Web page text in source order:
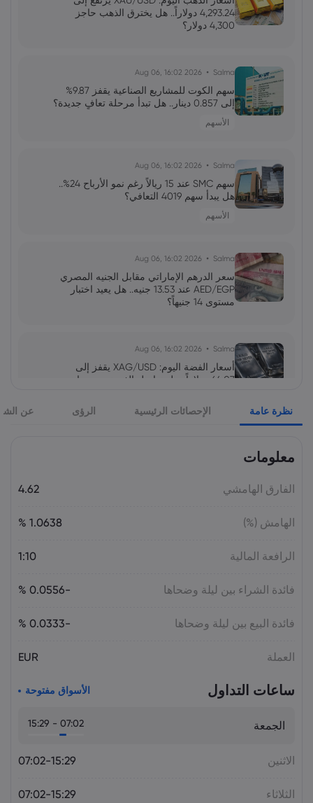
الاصطناعي استدامة الدورة؟
رئيس الاحتياطي الفيدرالي الجديد: نحو إعادة
تشكيل التواصل والتحكم في التوقعات
علي 2026 Jun 13, 00:00
تقلبات سوق الأسهم الأمريكية: تحولات
4,293.24 دولاراً.. هل يخترق الذهب حاجز
4,300 دولار؟
Salma
2026 Aug 06, 16:02
سهم الكوت للمشاريع الصناعية يقفز 9.87%
إلى 0.857 دينار.. هل تبدأ مرحلة تعافٍ جديدة؟
الأسهم
Salma
2026 Aug 06, 16:02
سهم SMC عند 15 ريالاً رغم نمو الأرباح 24%..
هل يبدأ سهم 4019 التعافي؟
الأسهم
Salma
2026 Aug 06, 16:02
سعر الدرهم الإماراتي مقابل الجنيه المصري
AED/EGP عند 13.53 جنيه.. هل يعيد اختبار
مستوى 14 جنيهاً؟
Salma
2026 Aug 06, 16:02
أسعار الفضة اليوم: XAG/USD يقفز إلى
64.07 دولاراً.. هل تواصل الفضة صعودها نحو
Salma
2026 Aug 05, 16:02
نظرة عامة الإحصائات الرئيسية الرؤى عن
معلومات
الفارق الهامشي 4.62
الهامش (%) 1.0638 %
الرافعة المالية 1:10
فائدة الشراء بين ليلة وضحاها -0.0556 %
فائدة البيع بين ليلة وضحاها -0.0333 %
العملة EUR
ساعات التداول الأسواق مفتوحة
الجمعة 07:02 - 15:29
الاثنين 07:02-15:29
الثلاثاء 07:02-15:29